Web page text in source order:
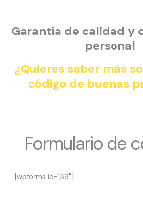
Garantía de calidad y
personal
¿Quieres saber más
código de buenas
Formulario de
[wpforms id="39"]